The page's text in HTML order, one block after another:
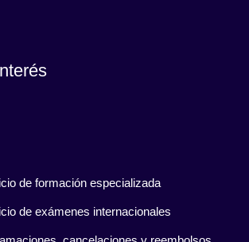
de formación especializada
de exámenes internacionales